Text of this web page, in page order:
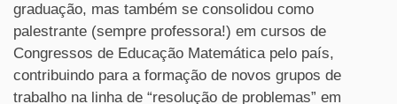
graduação, mas também se consolidou como
palestrante (sempre professora!) em cursos de
Congressos de Educação Matemática pelo país,
contribuindo para a formação de novos grupos de
trabalho na linha de “resolução de problemas” em